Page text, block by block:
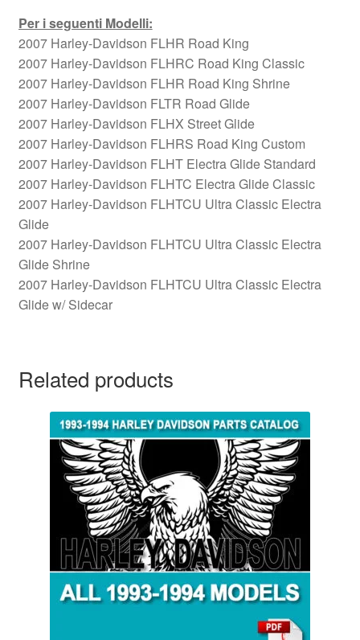
Per i seguenti Modelli:
2007 Harley-Davidson FLHR Road King
2007 Harley-Davidson FLHRC Road King Classic
2007 Harley-Davidson FLHR Road King Shrine
2007 Harley-Davidson FLTR Road Glide
2007 Harley-Davidson FLHX Street Glide
2007 Harley-Davidson FLHRS Road King Custom
2007 Harley-Davidson FLHT Electra Glide Standard
2007 Harley-Davidson FLHTC Electra Glide Classic
2007 Harley-Davidson FLHTCU Ultra Classic Electra
Glide
2007 Harley-Davidson FLHTCU Ultra Classic Electra
Glide Shrine
2007 Harley-Davidson FLHTCU Ultra Classic Electra
Glide w/ Sidecar
Related products